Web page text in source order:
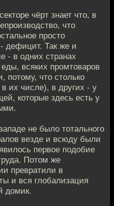
чёрт знает что, в
что
просто
дефицит. Так же и
- в одних странах
всяких промтоваров
потому, что столько
их числе), в других - у
которые здесь есть у
не было тотального
везде и всюду были
первое подобие
Потом же
превратили в
и вся глобализация
домик.